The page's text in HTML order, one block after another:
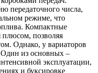
передаточного числа,
режиме, что
Компактные
плюсом, позволяя
Однако, у вариаторов
из основных –
эксплуатации,
и буксировке